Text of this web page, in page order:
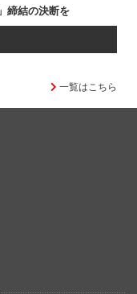
締結の決断を
一覧はこちら